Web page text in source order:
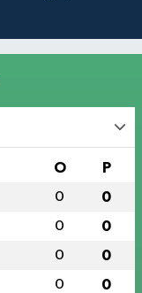
O P
0 0
0 0
0 0
0 0